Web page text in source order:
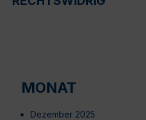
MONAT
Dezember 2025